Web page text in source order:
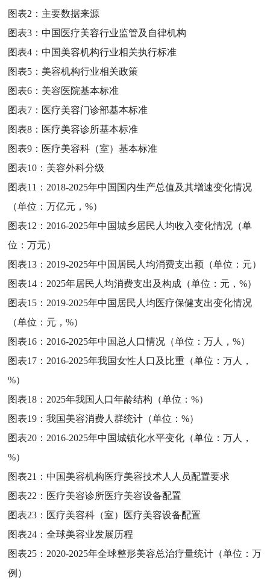
图表2： 主要数据来源
图表3：中国医疗美容行业监管及自律机构
图表4：中国美容机构行业相关执行标准
图表5： 美容机构行业相关政策
图表6： 美容医院基本标准
图表7： 医疗美容门诊部基本标准
图表8： 医疗美容诊所基本标准
图表9： 医疗美容科（室）基本标准
图表10： 美容外科分级
图表11： 2018-2025年中国国内生产总值及其增速变化情况
（单位：万亿元，%）
图表12： 2016-2025年中国城乡居民人均收入变化情况（单
位：万元）
图表13： 2019-2025年中国居民人均消费支出额（单位：元）
图表14： 2025年居民人均消费支出及构成（单位：元，%）
图表15： 2019-2025年中国居民人均医疗保健支出变化情况
（单位：元，%）
图表16： 2016-2025年中国总人口情况（单位：万人，%）
图表17： 2016-2025年我国女性人口及比重（单位：万人，
%）
图表18： 2025年我国人口年龄结构（单位：%）
图表19：我国美容消费人群统计（单位：%）
图表20： 2016-2025年中国城镇化水平变化（单位：万人，
%）
图表21：中国美容机构医疗美容技术人人员配置要求
图表22： 医疗美容诊所医疗美容设备配置
图表23： 医疗美容科（室）医疗美容设备配置
图表24：全球美容业发展历程
图表25： 2020-2025年全球整形美容总治疗量统计（单位：万
例）